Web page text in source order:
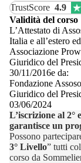
TrustScore 4.9
Validità del corso
L’Attestato di
Italia e all’estero
Associazione
Giuridico del
30/11/2016e da:
Fondazione
Giuridico del
03/06/2024
L’iscrizione al 2°
garantisce un
Possono
3° Livello” tutti
corso da